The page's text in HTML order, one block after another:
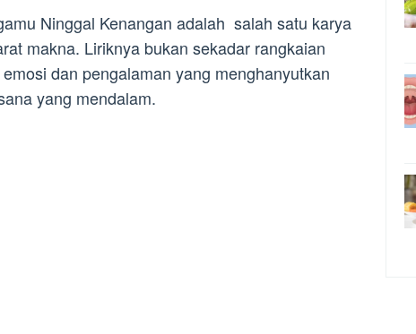
Ninggal Kenangan adalah salah satu karya
makna. Liriknya bukan sekadar rangkaian
dan pengalaman yang menghanyutkan
yang mendalam.